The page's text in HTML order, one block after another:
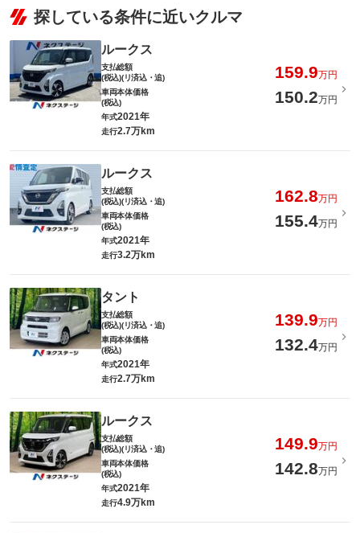
探している条件に近いクルマ
ルークス
支払総額
(税込)(リ済込・追)
159.9万円
車両本体価格
(税込)
150.2万円
年式2021年
走行2.7万km
ルークス
支払総額
(税込)(リ済込・追)
162.8万円
車両本体価格
(税込)
155.4万円
年式2021年
走行3.2万km
タント
支払総額
(税込)(リ済込・追)
139.9万円
車両本体価格
(税込)
132.4万円
年式2021年
走行2.7万km
ルークス
支払総額
(税込)(リ済込・追)
149.9万円
車両本体価格
(税込)
142.8万円
年式2021年
走行4.9万km